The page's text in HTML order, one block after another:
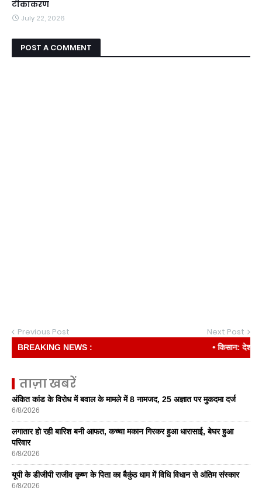
टीकाकरण
July 22, 2026
POST A COMMENT
Previous Post Next Post
BREAKING NEWS : • किसान: देश की रीढ़
ताज़ा खबरें
अंकित कांड के विरोध में बवाल के मामले में 8 नामजद, 25 अज्ञात पर मुकदमा दर्ज
6/8/2026
लगातार हो रही बारिश बनी आफत, कच्चा मकान गिरकर हुआ धारासाई, बेघर हुआ
परिवार
6/8/2026
यूपी के डीजीपी राजीव कृष्ण के पिता का बैकुंठ धाम में विधि विधान से अंतिम संस्कार
6/8/2026